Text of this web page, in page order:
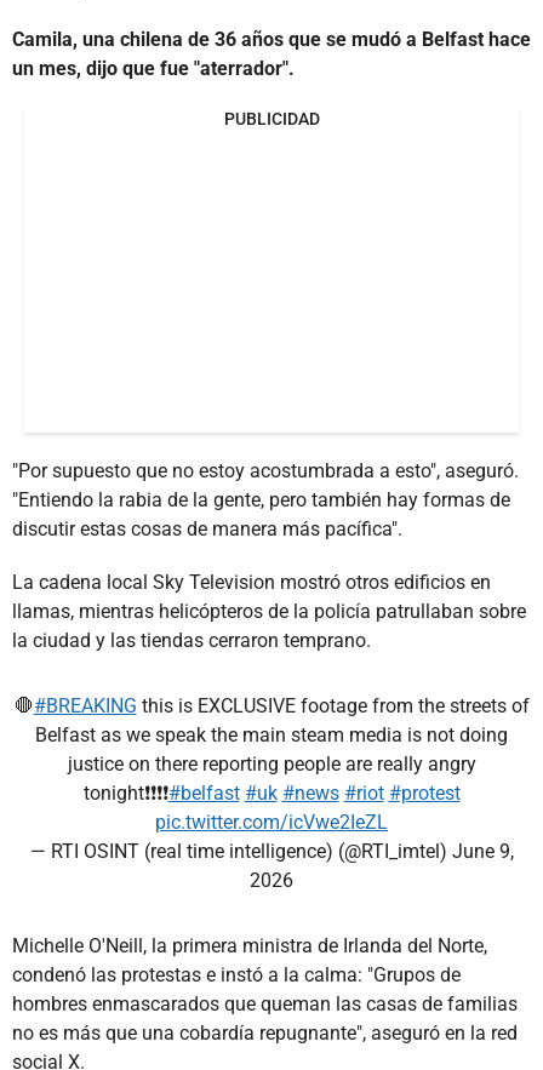
Camila, una chilena de 36 años que se mudó a Belfast hace
un mes, dijo que fue "aterrador".
PUBLICIDAD
"Por supuesto que no estoy acostumbrada a esto", aseguró.
"Entiendo la rabia de la gente, pero también hay formas de
discutir estas cosas de manera más pacífica".
La cadena local Sky Television mostró otros edificios en
llamas, mientras helicópteros de la policía patrullaban sobre
la ciudad y las tiendas cerraron temprano.
🛑#BREAKING this is EXCLUSIVE footage from the streets of
Belfast as we speak the main steam media is not doing
justice on there reporting people are really angry
tonight❗️❗️❗️❗️#belfast #uk #news #riot #protest
pic.twitter.com/icVwe2IeZL
— RTI OSINT (real time intelligence) (@RTI_imtel) June 9,
2026
Michelle O'Neill, la primera ministra de Irlanda del Norte,
condenó las protestas e instó a la calma: "Grupos de
hombres enmascarados que queman las casas de familias
no es más que una cobardía repugnante", aseguró en la red
social X.